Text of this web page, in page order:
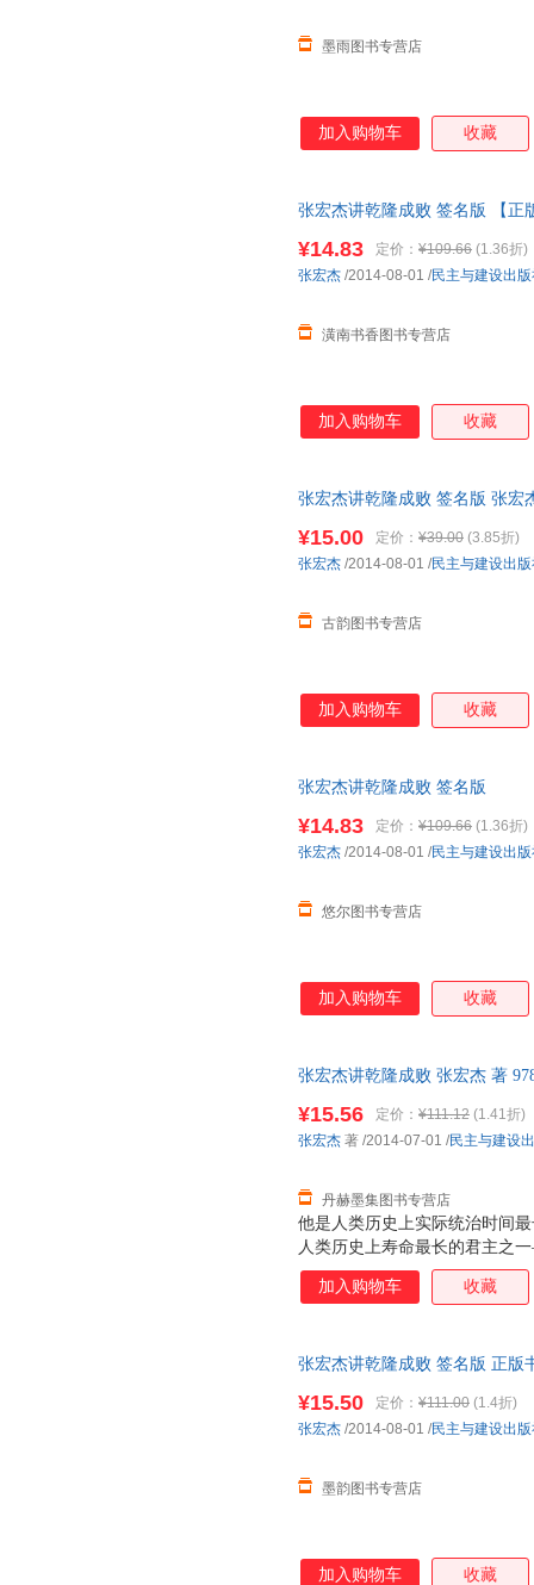
墨雨图书专营店
加入购物车 收藏
张宏杰讲乾隆成败 签名版 【正
¥14.83 定价： ¥109.66 (1.36折)
潢南书香图书专营店
张宏杰 /2014-08-01 /民主与建设出
加入购物车 收藏
张宏杰讲乾隆成败 签名版 张宏
¥15.00 定价： ¥39.00 (3.85折)
古韵图书专营店
张宏杰 /2014-08-01 /民主与建设出
加入购物车 收藏
张宏杰讲乾隆成败 签名版
¥14.83 定价： ¥109.66 (1.36折)
悠尔图书专营店
张宏杰 /2014-08-01 /民主与建设出
加入购物车 收藏
张宏杰讲乾隆成败 张宏杰 著
他是人类历史上实际统治时间
人类历史上寿命最长的君主之
蔼又刻薄，既节俭又奢靡，既
辉煌的统治成绩，将康乾盛世
个集政治家、学者、诗人、旅
¥15.56 定价： ¥111.12 (1.41折)
丹赫墨集图书专营店
张宏杰 著 /2014-07-01 /民主与建设
加入购物车 收藏
张宏杰讲乾隆成败 签名版 正版
¥15.50 定价： ¥111.00 (1.4折)
墨韵图书专营店
张宏杰 /2014-08-01 /民主与建设出
加入购物车 收藏